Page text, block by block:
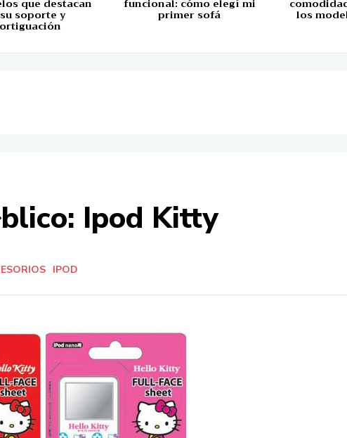
que destacan
soporte y
funcional: cómo elegí mi
primer sofá los
Ipod Kitty
IPOD